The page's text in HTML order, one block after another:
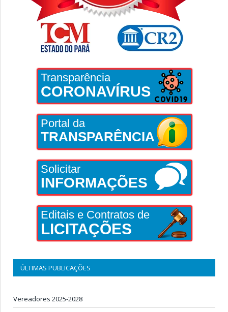
Transparência
CORONAVÍRUS
Portal da
TRANSPARÊNCIA
Solicitar
INFORMAÇÕES
Editais e Contratos de
LICITAÇÕES
ÚLTIMAS PUBLICAÇÕES
Vereadores 2025-2028